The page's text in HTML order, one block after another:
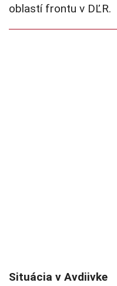
oblastí frontu v DĽR.
Situácia v Avdiivke